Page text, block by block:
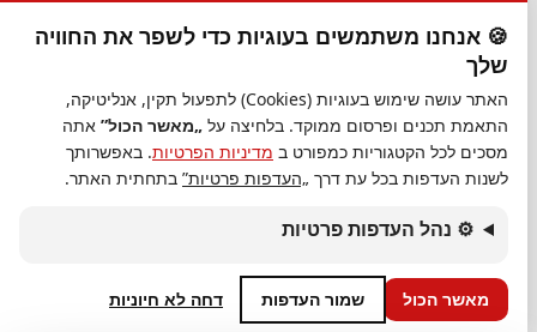
🍪 אנחנו משתמשים בעוגיות כדי לשפר את החוויה
שלך
האתר עושה שימוש בעוגיות (Cookies) לתפעול תקין, אנליטיקה,
התאמת תכנים ופרסום ממוקד. בלחיצה על „מאשר הכול” אתה
מסכים לכל הקטגוריות כמפורט ב מדיניות הפרטיות. באפשרותך
לשנות העדפות בכל עת דרך „העדפות פרטיות” בתחתית האתר.
⚙ נהל העדפות פרטיות
מאשר הכול שמור העדפות דחה לא חיוניות
סגור
נגישות
הגדל טקסט
הקטן טקסט
גווני אפור
ניגודיות הפוכה
פונט קריא
איפוס